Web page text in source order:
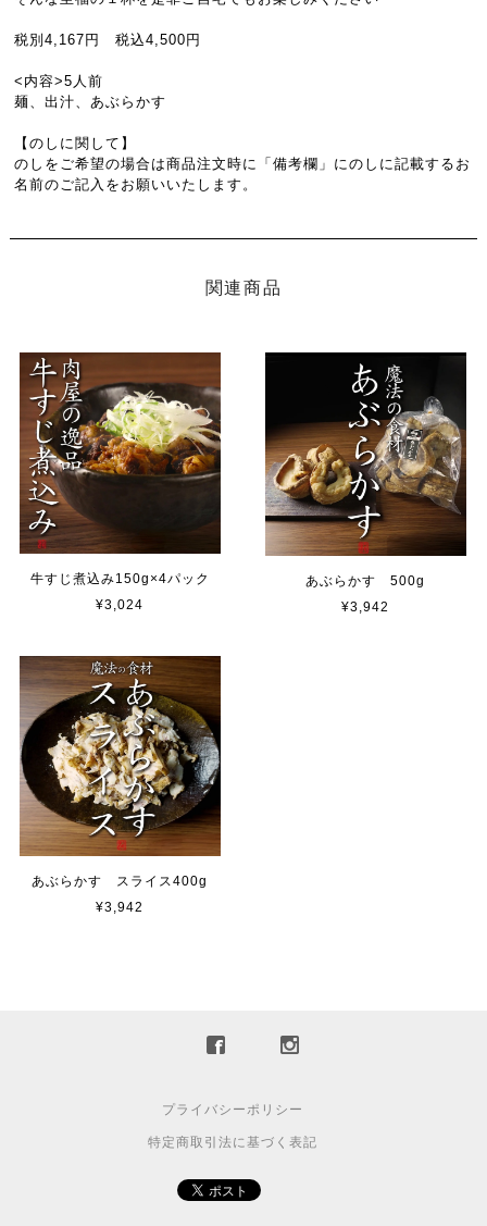
税別4,167円 税込4,500円
<内容>5人前
麺、出汁、あぶらかす
【のしに関して】
のしをご希望の場合は商品注文時に「備考欄」にのしに記載するお
名前のご記入をお願いいたします。
関連商品
牛すじ煮込み150g×4パック
¥3,024
あぶらかす 500g
¥3,942
あぶらかす スライス400g
¥3,942
プライバシーポリシー
特定商取引法に基づく表記